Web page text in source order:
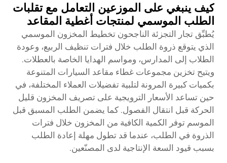
كيف ينبغي على الموزعين التعامل مع تقلبات
الطلب الموسمي لمنتجات أغطية المقاعد
يُطبِّق تجار التجزئة الناجحون تخطيط المخزون الموسمي
الذي يتوقع ذروة الطلب خلال فترات تنظيف الربيع، وعودة
الطلاب إلى المدارس، ومواسم الهدايا الخاصة بالعطلات.
ويتيح تخزين مجموعات غطاء مقاعد السيارات المتنوعة
بكميات كبيرة المرونة لتلبية تفضيلات العملاء المختلفة، في
حين تساعد الأسعار الترويجية على تصريف المخزون قليل
الحركة قبل انتقال الفصول. كما يضمن الطلب المسبق قبل
الموسم توفر الكمية الكافية من المخزون خلال فترات
الذروة في الطلب، عندما قد تطول مهلة إعادة الطلب
بسبب قيود السعة الإنتاجية لدى المصنّعين.